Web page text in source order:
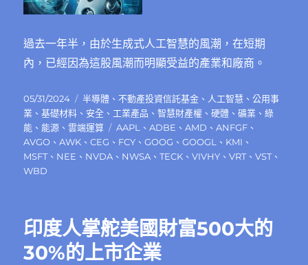
中
過去一年半，由於生成式人工智慧的風潮，在短期
內，已經因為這股風潮而明顯受益的產業和廠商。
發
佈
日
期:
05/31/2024
分
類
半導體 、不動產投資信託基⾦ 、 人工智慧 、公用事
業 、基礎材料 、 安全 、 工業產品 、智慧財產權 、硬體 、礦業 、綠
能 、 能源 、雲端運算
標
籤
AAPL 、ADBE 、AMD 、ANFGF 、
AVGO 、AWK 、CEG 、 FCY 、GOOG 、GOOGL 、 KMI 、
MSFT、 NEE 、 NVDA 、 NWSA 、TECK 、VIVHY 、VRT、VST、
WBD
印度人掌舵美國財富500大的
30%的上市企業